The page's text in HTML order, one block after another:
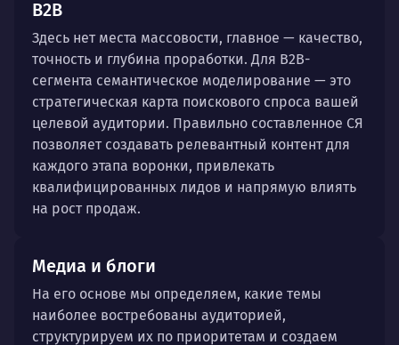
B2B
Здесь нет места массовости, главное — качество,
точность и глубина проработки. Для B2B-
сегмента семантическое моделирование — это
стратегическая карта поискового спроса вашей
целевой аудитории. Правильно составленное СЯ
позволяет создавать релевантный контент для
каждого этапа воронки, привлекать
квалифицированных лидов и напрямую влиять
на рост продаж.
Медиа и блоги
На его основе мы определяем, какие темы
наиболее востребованы аудиторией,
структурируем их по приоритетам и создаем